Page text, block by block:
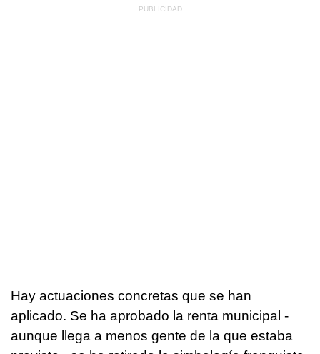
Hay actuaciones concretas que se han
aplicado. Se ha aprobado la renta municipal -
aunque llega a menos gente de la que estaba